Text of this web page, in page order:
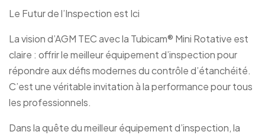
Le Futur de l’Inspection est Ici
La vision d’AGM TEC avec la Tubicam® Mini Rotative est
claire : offrir le meilleur équipement d’inspection pour
répondre aux défis modernes du contrôle d’étanchéité.
C’est une véritable invitation à la performance pour tous
les professionnels.
Dans la quête du meilleur équipement d’inspection, la